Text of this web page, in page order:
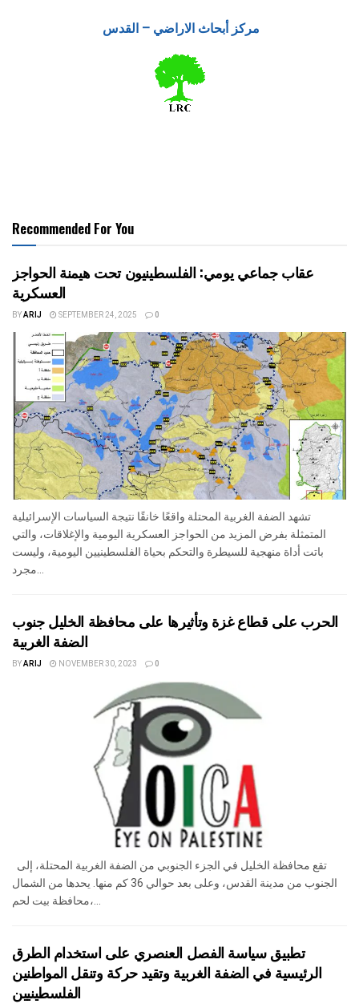
مركز أبحاث الاراضي – القدس
Recommended For You
عقاب جماعي يومي: الفلسطينيون تحت هيمنة الحواجز
العسكرية
BYARIJ SEPTEMBER 24, 2025 0
تشهد الضفة الغربية المحتلة واقعًا خانقًا نتيجة السياسات الإسرائيلية
المتمثلة بفرض المزيد من الحواجز العسكرية اليومية والإغلاقات، والتي
باتت أداة منهجية للسيطرة والتحكم بحياة الفلسطينيين اليومية، وليست
مجرد...
الحرب على قطاع غزة وتأثيرها على محافظة الخليل جنوب
الضفة الغربية
BYARIJ NOVEMBER 30, 2023 0
الجنوب من مدينة القدس، وعلى بعد حوالي 36 كم منها. يحدها من الشمال
محافظة بيت لحم،...
تطبيق سياسة الفصل العنصري على استخدام الطرق
الرئيسية في الضفة الغربية وتقيد حركة وتنقل المواطنين
الفلسطينيين